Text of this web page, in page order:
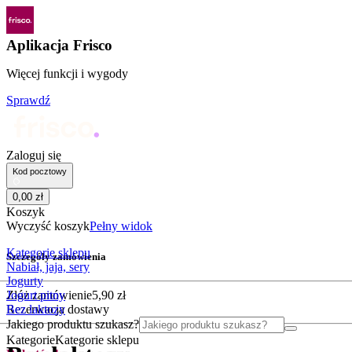
Aplikacja Frisco
Więcej funkcji i wygody
Sprawdź
Zaloguj się
Kod pocztowy
0,00 zł
Koszyk
Wyczyść koszykPełny widok
Szczegóły zamówienia
Złóż zamówienie5,90 zł
Rezerwacja dostawy
Jakiego produktu szukasz?
KategorieKategorie sklepu
Kategorie sklepu
Nabiał, jaja, sery
Jogurty
Jogurt pitny
Bez laktozy